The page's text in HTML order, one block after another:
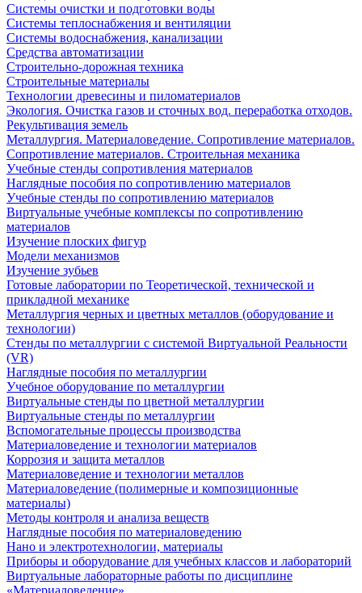
Системы очистки и подготовки воды
Системы теплоснабжения и вентиляции
Системы водоснабжения, канализации
Средства автоматизации
Строительно-дорожная техника
Строительные материалы
Технологии древесины и пиломатериалов
Экология. Очистка газов и сточных вод. переработка отходов.
Рекультивация земель
Металлургия. Материаловедение. Сопротивление материалов.
Сопротивление материалов. Строительная механика
Учебные стенды сопротивления материалов
Наглядные пособия по сопротивлению материалов
Учебные стенды по сопротивлению материалов
Виртуальные учебные комплексы по сопротивлению
материалов
Изучение плоских фигур
Модели механизмов
Изучение зубьев
Готовые лаборатории по Теоретической, технической и
прикладной механике
Металлургия черных и цветных металлов (оборудование и
технологии)
Cтенды по металлургии с системой Виртуальной Реальности
(VR)
Наглядные пособия по металлургии
Учебное оборудование по металлургии
Виртуальные стенды по цветной металлургии
Виртуальные стенды по металлургии
Вспомогательные процессы производства
Материаловедение и технологии материалов
Коррозия и защита металлов
Материаловедение и технологии металлов
Материаловедение (полимерные и композиционные
материалы)
Методы контроля и анализа веществ
Наглядные пособия по материаловедению
Нано и электротехнологии, материалы
Приборы и оборудование для учебных классов и лабораторий
Виртуальные лабораторные работы по дисциплине
«Материаловедение»